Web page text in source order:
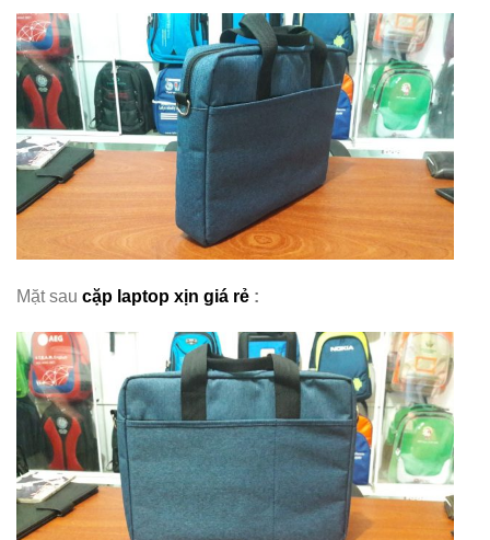
Mặt sau cặp laptop xịn giá rẻ :